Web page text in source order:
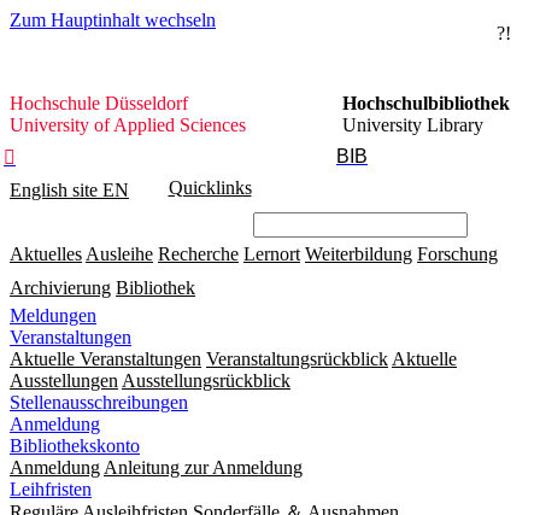
Zum Hauptinhalt wechseln
?!
Hochschule
Düsseldorf
Hochschule Düsseldorf
University of Applied Sciences
Hochschulbibliothek
University Library

BIB
English site EN Quicklinks
Aktuelles Ausleihe Recherche Lernort Weiterbildung Forschung
Archivierung Bibliothek
Meldungen
Veranstaltungen
Aktuelle Veranstaltungen Veranstaltungsrückblick Aktuelle
Ausstellungen Ausstellungsrückblick
Stellenausschreibungen
Anmeldung
Bibliothekskonto
Anmeldung Anleitung zur Anmeldung
Leihfristen